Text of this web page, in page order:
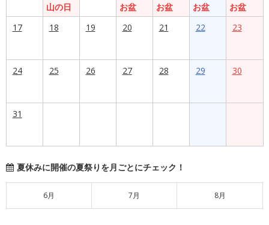
山の日
お盆
お盆
お盆
お盆
17
18 19 20 21 22 23
24 25 26 27 28 29 30
31
夏休みに開催の夏祭りを月ごとにチェック！
6月 7月 8月